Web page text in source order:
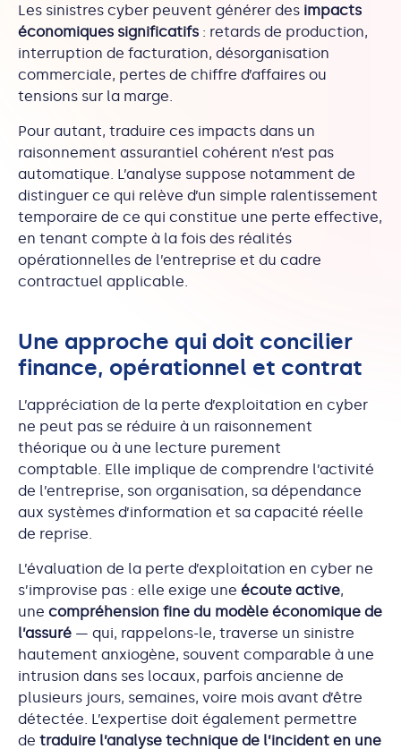
Les sinistres cyber peuvent générer des impacts
économiques significatifs : retards de production,
interruption de facturation, désorganisation
commerciale, pertes de chiffre d’affaires ou
tensions sur la marge.
Pour autant, traduire ces impacts dans un
raisonnement assurantiel cohérent n’est pas
automatique. L’analyse suppose notamment de
distinguer ce qui relève d’un simple ralentissement
temporaire de ce qui constitue une perte effective,
en tenant compte à la fois des réalités
opérationnelles de l’entreprise et du cadre
contractuel applicable.
Une approche qui doit concilier
finance, opérationnel et contrat
L’appréciation de la perte d’exploitation en cyber
ne peut pas se réduire à un raisonnement
théorique ou à une lecture purement
comptable. Elle implique de comprendre l’activité
de l’entreprise, son organisation, sa dépendance
aux systèmes d’information et sa capacité réelle
de reprise.
L’évaluation de la perte d’exploitation en cyber ne
s’improvise pas : elle exige une écoute active,
une compréhension fine du modèle économique de
l’assuré — qui, rappelons-le, traverse un sinistre
hautement anxiogène, souvent comparable à une
intrusion dans ses locaux, parfois ancienne de
plusieurs jours, semaines, voire mois avant d’être
détectée. L’expertise doit également permettre
de traduire l’analyse technique de l’incident en une